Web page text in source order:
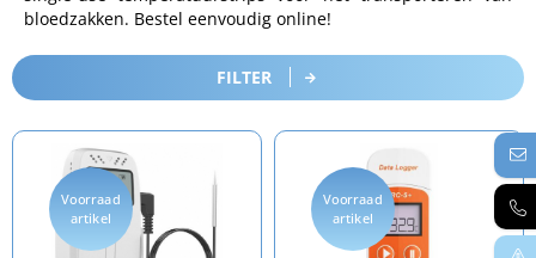
bloedzakken. Bestel eenvoudig online!
FILTER
Voorraad
artikel
Voorraad
artikel